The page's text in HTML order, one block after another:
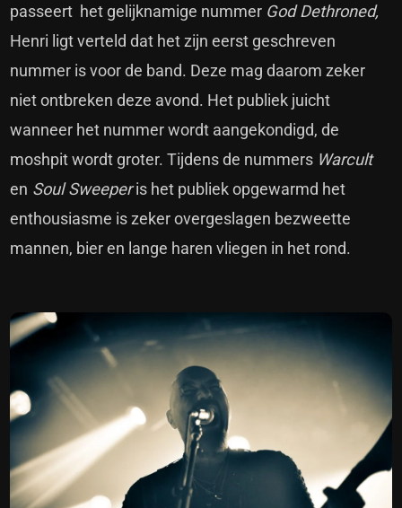
passeert het gelijknamige nummer God Dethroned,
Henri ligt verteld dat het zijn eerst geschreven
nummer is voor de band. Deze mag daarom zeker
niet ontbreken deze avond. Het publiek juicht
wanneer het nummer wordt aangekondigd, de
moshpit wordt groter. Tijdens de nummers Warcult
en Soul Sweeperis het publiek opgewarmd het
enthousiasme is zeker overgeslagen bezweette
mannen, bier en lange haren vliegen in het rond.